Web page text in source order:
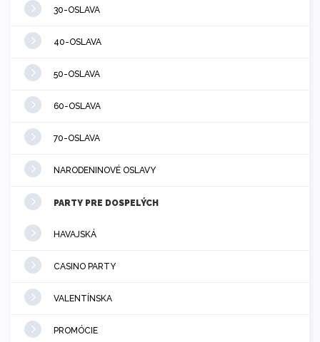
30-OSLAVA
40-OSLAVA
50-OSLAVA
60-OSLAVA
70-OSLAVA
NARODENINOVÉ OSLAVY
PARTY PRE DOSPELÝCH
HAVAJSKÁ
CASINO PARTY
VALENTÍNSKA
PROMÓCIE